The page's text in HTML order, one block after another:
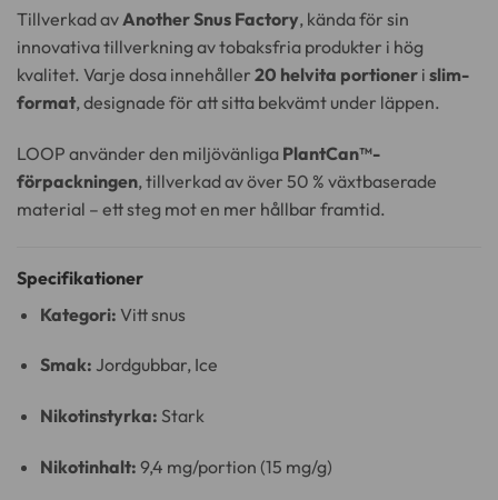
Tillverkad avAnother Snus Factory, kända för sin
innovativa tillverkning av tobaksfria produkter i hög
kvalitet. Varje dosa innehåller 20 helvita portioner i slim-
format, designade för att sitta bekvämt under läppen.
LOOP använder den miljövänliga PlantCan™-
förpackningen, tillverkad av över 50 % växtbaserade
material – ett steg mot en mer hållbar framtid.
Specifikationer
Kategori: Vitt snus
Smak: Jordgubbar, Ice
Nikotinstyrka: Stark
Nikotinhalt: 9,4 mg/portion (15 mg/g)